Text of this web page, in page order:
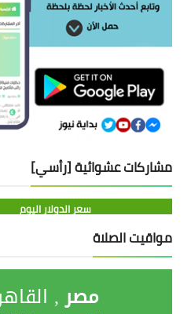
مشاركات عشوائية [رأسي]
سعر الدولار اليوم
مواقيت الصلاة